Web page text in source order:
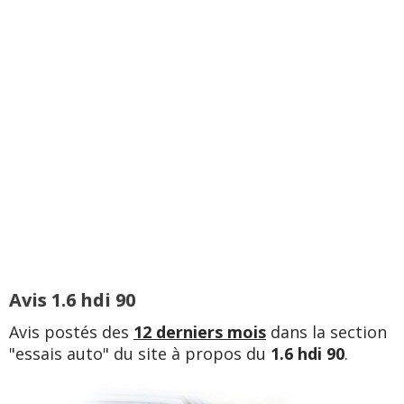
Avis 1.6 hdi 90
Avis postés des 12 derniers mois dans la section
"essais auto" du site à propos du 1.6 hdi 90.